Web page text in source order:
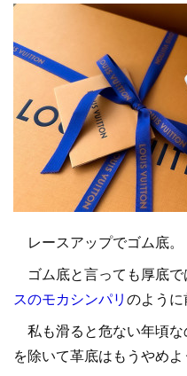
レースアップでゴム底。
ゴム底と言っても厚底で
スのモカシンパリのよう
私も滑ると危ない年頃
を除いて革底はもうやめよ